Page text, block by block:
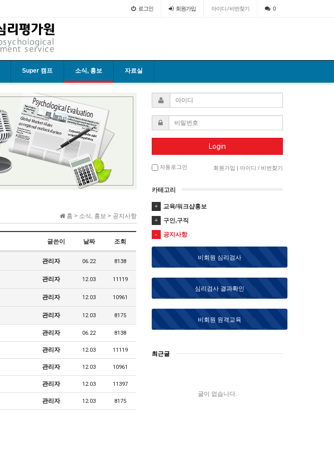
로그인 회원가입 아이디 / 비번찾기 0
Super 캠프 소식, 홍보 자료실
홈 > 소식, 홍보 > 공지사항
글쓴이 날짜 조회
관리자 06.22 8138
관리자 12.03 11119
관리자 12.03 10961
관리자 12.03 8175
관리자 06.22 8138
관리자 12.03 11119
관리자 12.03 10961
관리자 12.03 11397
관리자 12.03 8175
Login
자동로그인 회원가입 아이디 / 비번찾기
카테고리
교육/워크샵홍보
구인,구직
공지사항
비회원 심리검사
심리검사 결과확인
비회원 원격교육
최근글
글이 없습니다.